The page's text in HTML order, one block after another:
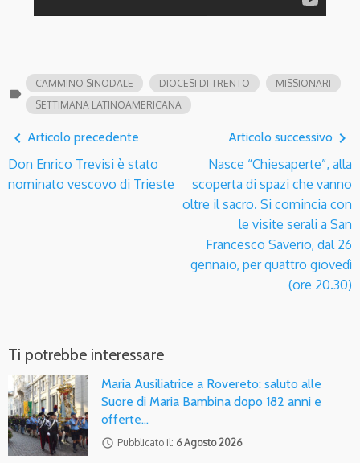
label
CAMMINO SINODALE DIOCESI DI TRENTO
MISSIONARI
SETTIMANA LATINOAMERICANA
navigate_before Articolo precedente
Don Enrico Trevisi è stato
nominato vescovo di Trieste
Articolo successivo navigate_next
Nasce “Chiesaperte”, alla
scoperta di spazi che vanno
oltre il sacro. Si comincia con
le visite serali a San
Francesco Saverio, dal 26
gennaio, per quattro giovedì
(ore 20.30)
Ti potrebbe interessare
Maria Ausiliatrice a Rovereto: saluto alle
Suore di Maria Bambina dopo 182 anni e
offerte…
access_time Pubblicato il: 6 Agosto 2026